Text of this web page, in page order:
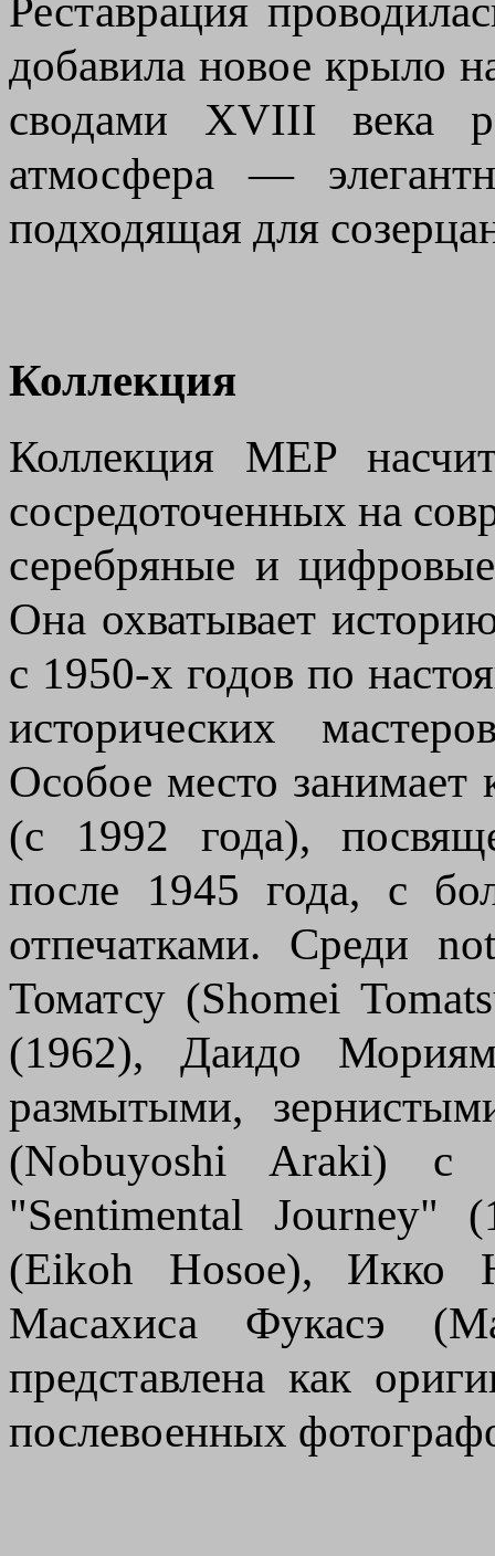
Реставрация
добавила новое крыло
сводами XVIII века
атмосфера —
подходящая для
Коллекция
Коллекция MEP
сосредоточенных на
серебряные и
Она охватывает
с 1950-х годов по
исторических
Особое место
(с 1992 года),
после 1945 года, с
отпечатками. Среди
Томатсу (Shomei
(1962), Даидо
размытыми,
(Nobuyoshi Araki) с
"Sentimental Journey"
(Eikoh Hosoe), Икко
Масахиса Фукасэ
представлена как
послевоенных